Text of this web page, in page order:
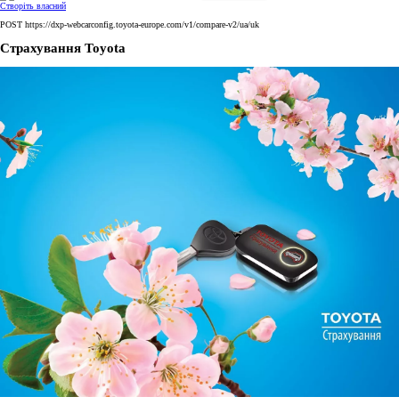
Створіть власний
POST https://dxp-webcarconfig.toyota-europe.com/v1/compare-v2/ua/uk
Страхування Toyota